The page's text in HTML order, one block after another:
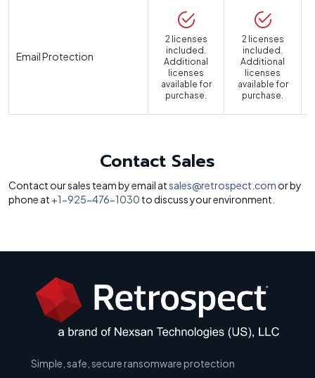
Email Protection
2 licenses
included.
Additional
licenses
available for
purchase.
2 licenses
included.
Additional
licenses
available for
purchase.
Contact Sales
Contact our sales team by email atsales@retrospect.com or by
phone at +1-925-476-1030 to discuss your environment.
Simple, safe, secure ransomware protection